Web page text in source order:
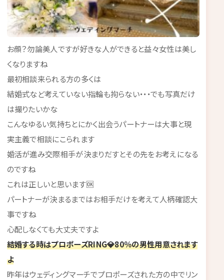
お顔？勿論美人ですが好きな人ができると益々女性は美し
くなりますね
最初相談来られる方の多くは
結婚式など考えていない指輪も拘らない・・・でも写真だけ
は撮りたいかな
こんなゆるい気持ちとにかく出会うパートナーは大事と現
実主義で相談にこられます
婚活が進み交際相手が決まりだすとその先をお考えになる
のですね
これは正しいと思います🆗
パートナーが決まるまではお相手だけを考えて人柄確認大
事ですね
心配しなくても大丈夫ですよ
結婚する時はプロポーズRING💎80％の男性用意されます
よ
昨年はウェディングマーチでプロポーズされた方の中でリン